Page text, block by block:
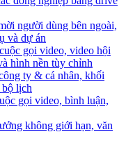
người dùng bên ngoài,
và dự án
gọi video, video hội
hình nền tùy chỉnh
ty & cá nhân, khối
lịch
gọi video, bình luận,
không giới hạn, văn